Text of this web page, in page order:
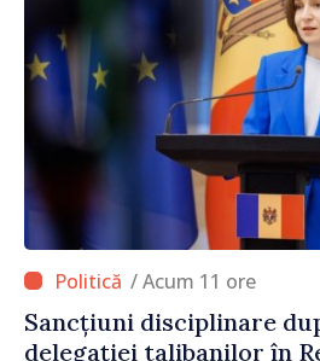
/ Acum 11 ore
Sancțiuni disciplinare
delegației talibanilor în